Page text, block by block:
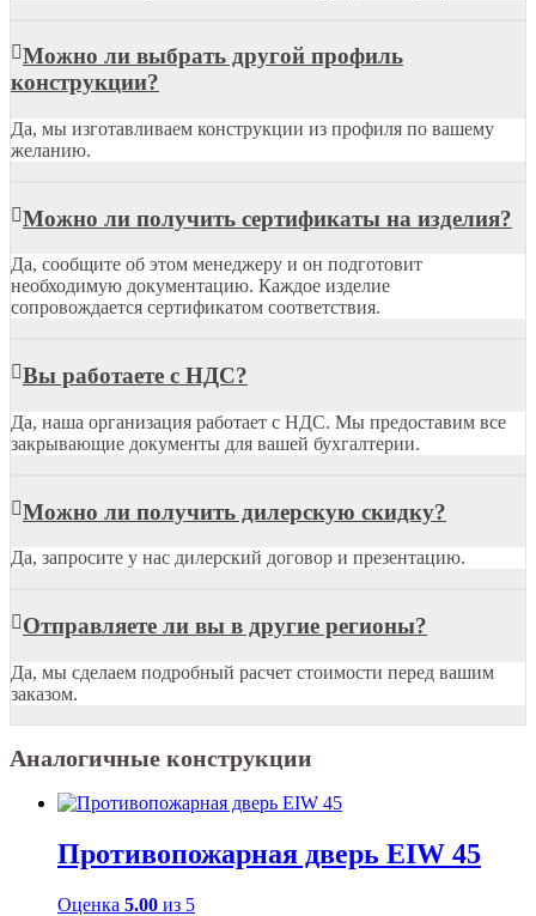
Можно ли выбрать другой профиль
конструкции?
Да, мы изготавливаем конструкции из профиля по вашему
желанию.
Можно ли получить сертификаты на изделия?
Да, сообщите об этом менеджеру и он подготовит
необходимую документацию. Каждое изделие
сопровождается сертификатом соответствия.
Вы работаете с НДС?
Да, наша организация работает с НДС. Мы предоставим все
закрывающие документы для вашей бухгалтерии.
Можно ли получить дилерскую скидку?
Да, запросите у нас дилерский договор и презентацию.
Отправляете ли вы в другие регионы?
Да, мы сделаем подробный расчет стоимости перед вашим
заказом.
Аналогичные конструкции
Противопожарная дверь EIW 45
Оценка 5.00 из 5